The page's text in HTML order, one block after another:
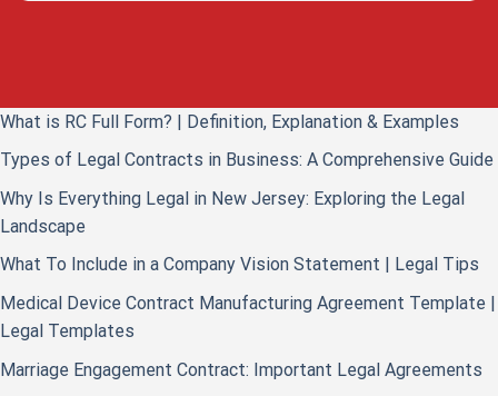
What is RC Full Form? | Definition, Explanation & Examples
Types of Legal Contracts in Business: A Comprehensive Guide
Why Is Everything Legal in New Jersey: Exploring the Legal
Landscape
What To Include in a Company Vision Statement | Legal Tips
Medical Device Contract Manufacturing Agreement Template |
Legal Templates
Marriage Engagement Contract: Important Legal Agreements